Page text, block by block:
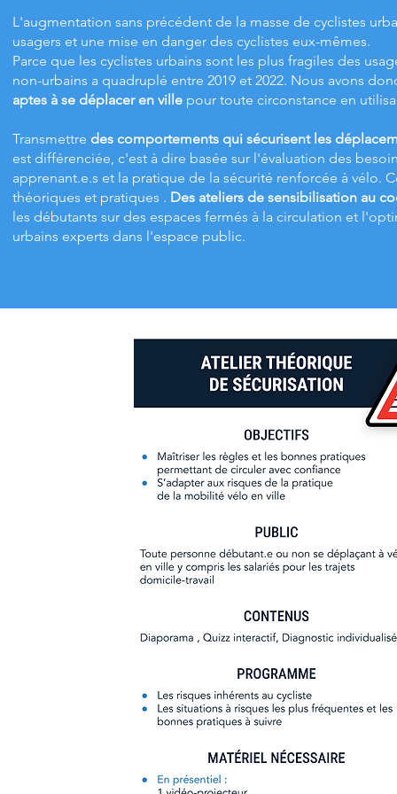
L'augmentation sans précédent de la masse de cyclistes
usagers et une mise en danger des cyclistes eux-mêmes.
Parce que les cyclistes urbains sont les plus fragiles des
non-urbains a quadruplé entre 2019 et 2022. Nous avons
aptes à se déplacer en ville pour toute circonstance en
Transmettre des comportements qui sécurisent les
est différenciée, c'est à dire basée sur l'évaluation des
apprenant.e.s et la pratique de la sécurité renforcée à vélo.
théoriques et pratiques . Des ateliers de sensibilisation au
les débutants sur des espaces fermés à la circulation et
urbains experts dans l'espace public.